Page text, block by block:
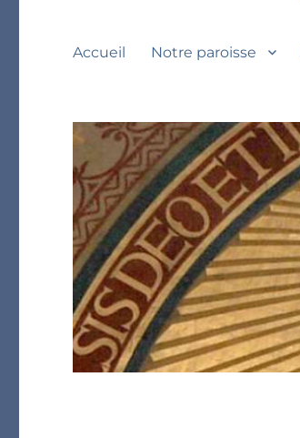
Accueil Notre paroisse